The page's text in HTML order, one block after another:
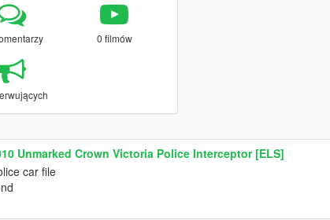
0 filmów
Unmarked Crown Victoria Police Interceptor [ELS]
car file